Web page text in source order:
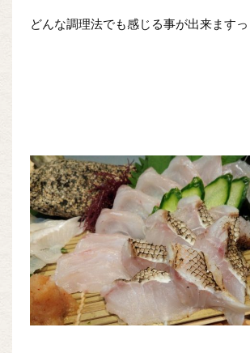
どんな調理法でも感じる事が出来ますっ